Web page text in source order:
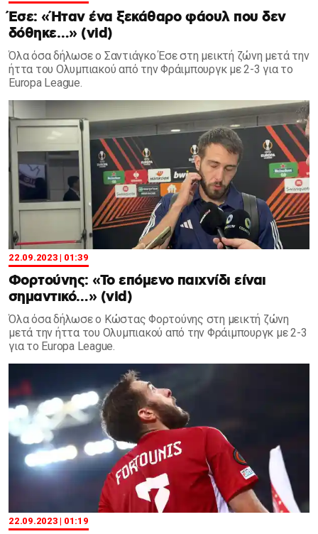
Έσε: «Ήταν ένα ξεκάθαρο φάουλ που δεν
δόθηκε…» (vid)
Όλα όσα δήλωσε ο Σαντιάγκο Έσε στη μεικτή ζώνη μετά την
ήττα του Ολυμπιακού από την Φράιμπουργκ με 2-3 για το
Europa League.
22.09.2023 | 01:39
Φορτούνης: «Το επόμενο παιχνίδι είναι
σημαντικό…» (vid)
Όλα όσα δήλωσε ο Κώστας Φορτούνης στη μεικτή ζώνη
μετά την ήττα του Ολυμπιακού από την Φράιμπουργκ με 2-3
για το Europa League.
22.09.2023 | 01:19